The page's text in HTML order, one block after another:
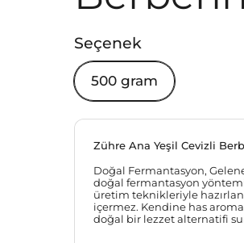
Seçenek
500 gram
Zühre Ana Yeşil Cevizli
Doğal Fermantasyon,
doğal fermantasyon
üretim teknikleriyle
içermez. Kendine has
doğal bir lezzet alternatifi